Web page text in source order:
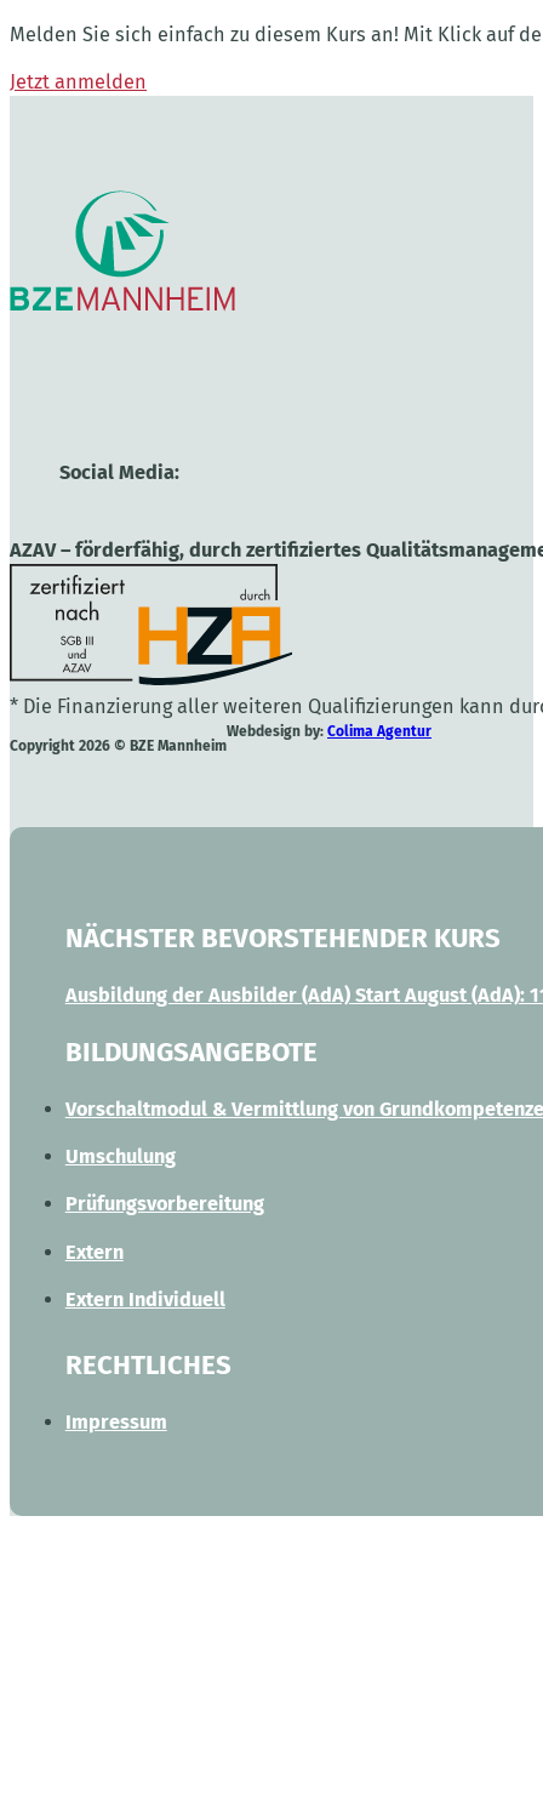
Melden Sie sich einfach zu diesem Kurs an! Mit Klick auf
Jetzt anmelden
Social Media:
AZAV – förderfähig, durch zertifiziertes
* Die Finanzierung aller weiteren Qualifizierungen kann
Copyright 2026 © BZE Mannheim
Webdesign by: Colima Agentur
NÄCHSTER BEVORSTEHENDER KURS
Ausbildung der Ausbilder (AdA) Start August(AdA):
BILDUNGSANGEBOTE
Vorschaltmodul & Vermittlung von
Umschulung
Prüfungsvorbereitung
Extern
Extern Individuell
RECHTLICHES
Impressum